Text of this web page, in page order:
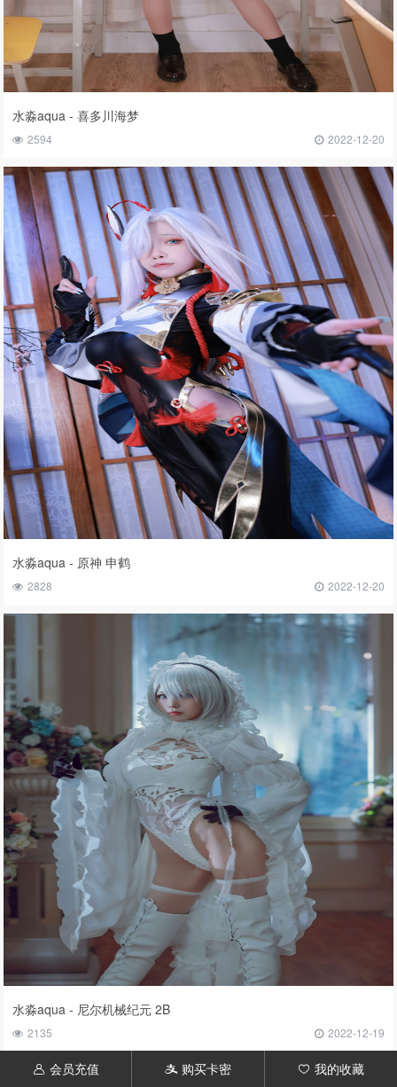
水淼aqua - 喜多川海梦
2594 2022-12-20
水淼aqua - 原神 申鹤
2828 2022-12-20
水淼aqua - 尼尔机械纪元 2B
2135 2022-12-19
󦃱 会员充值 󦇱 购买卡密 󦆁 我的收藏